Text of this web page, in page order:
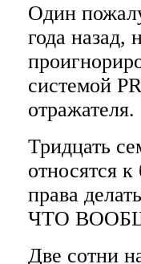
Один
года назад,
системой
отражателя.
Тридцать
относятся
права
ЧТО
Две сотни